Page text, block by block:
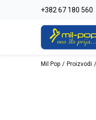
+382 67 180 560
La Plage peškiri do -30%
Mil Pop Proizvodi